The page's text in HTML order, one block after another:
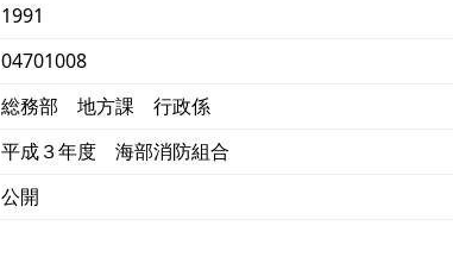
1991
04701008
総務部 地方課 行政係
平成３年度 海部消防組合
公開